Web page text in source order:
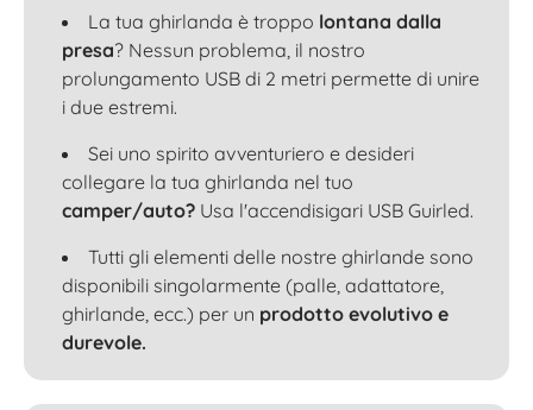
La tua ghirlanda è troppo lontana dalla
presa? Nessun problema, il nostro
prolungamento USB di 2 metri permette di unire
i due estremi.
Sei uno spirito avventuriero e desideri
collegare la tua ghirlanda nel tuo
camper/auto? Usa l'accendisigari USB Guirled.
Tutti gli elementi delle nostre ghirlande sono
disponibili singolarmente (palle, adattatore,
ghirlande, ecc.) per un prodotto evolutivo e
durevole.